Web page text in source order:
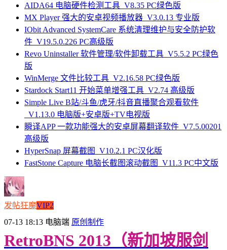
AIDA64 电脑硬件检测工具_V8.35 PC绿色版
MX Player 强大的安卓视频播放器_V3.0.13 专业版
IObit Advanced SystemCare 系统清理维护与安全防护软
件_V19.5.0.226 PC高级版
Revo Uninstaller 软件管理/软件卸载工具_V5.5.2 PC绿色
版
WinMerge 文件比较工具_V2.16.58 PC绿色版
Stardock Start11 开始菜单增强工具_V2.74 高级版
Simple Live B站/斗鱼/虎牙/抖音直播聚合观看软件
_V1.13.0 电脑版+安卓版+TV电视版
瞬译APP 一款功能强大的安卓屏幕翻译软件_V7.5.00201
高级版
HyperSnap 屏幕截图_V10.2.1 PC汉化版
FastStone Capture 电脑长截图滚动截图_V11.3 PC中文版
发帖狂魔VIP2
07-13 18:13 电脑端 原创制作
RetroBNS 2013（新加坡服剑